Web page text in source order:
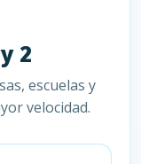
2
escuelas y
velocidad.